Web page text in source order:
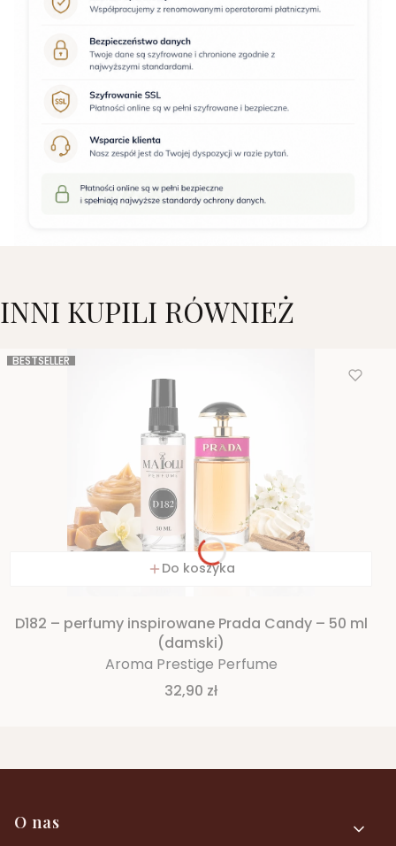
INNI KUPILI RÓWNIEŻ
BESTSELLER
Do koszyka
D182 – perfumy inspirowane Prada Candy – 50 ml
(damski)
Aroma Prestige Perfume
Cena
32,90 zł
Linki w stopce
O nas